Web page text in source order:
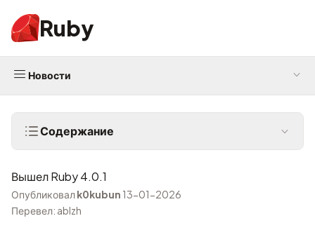
Ruby
Новости
Содержание
Вышел Ruby 4.0.1
Опубликовалk0kubun 13-01-2026
Перевел: ablzh